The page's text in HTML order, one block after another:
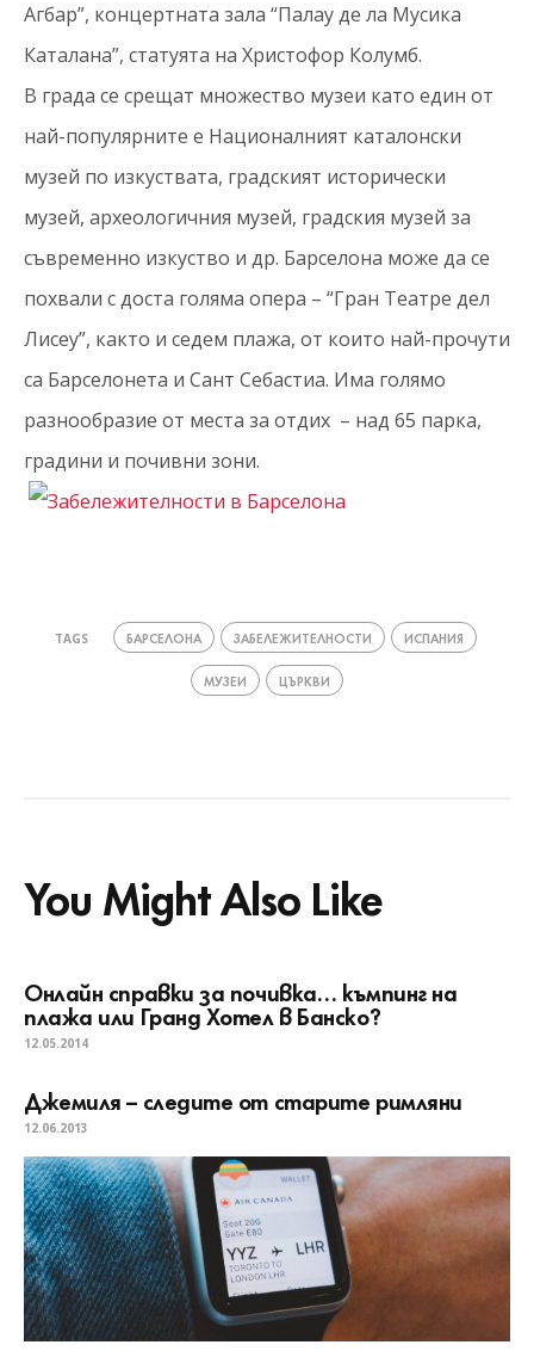
Агбар”, концертната зала “Палау де ла Мусика
Каталана”, статуята на Христофор Колумб.
В града се срещат множество музеи като един от
най-популярните е Националният каталонски
музей по изкуствата, градският исторически
музей, археологичния музей, градския музей за
съвременно изкуство и др. Барселона може да се
похвали с доста голяма опера – “Гран Театре дел
Лисеу”, както и седем плажа, от които най-прочути
са Барселонета и Сант Себастиа. Има голямо
разнообразие от места за отдих – над 65 парка,
градини и почивни зони.
TAGS БАРСЕЛОНА ЗАБЕЛЕЖИТЕЛНОСТИ ИСПАНИЯ
МУЗЕИ ЦЪРКВИ
You Might Also Like
Онлайн справки за почивка… къмпинг на
плажа или Гранд Хотел в Банско?
12.05.2014
Джемиля – следите от старите римляни
12.06.2013